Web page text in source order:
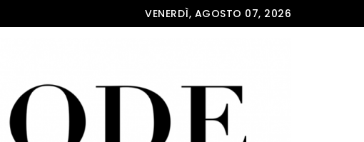
VENERDÌ, AGOSTO 07, 2026